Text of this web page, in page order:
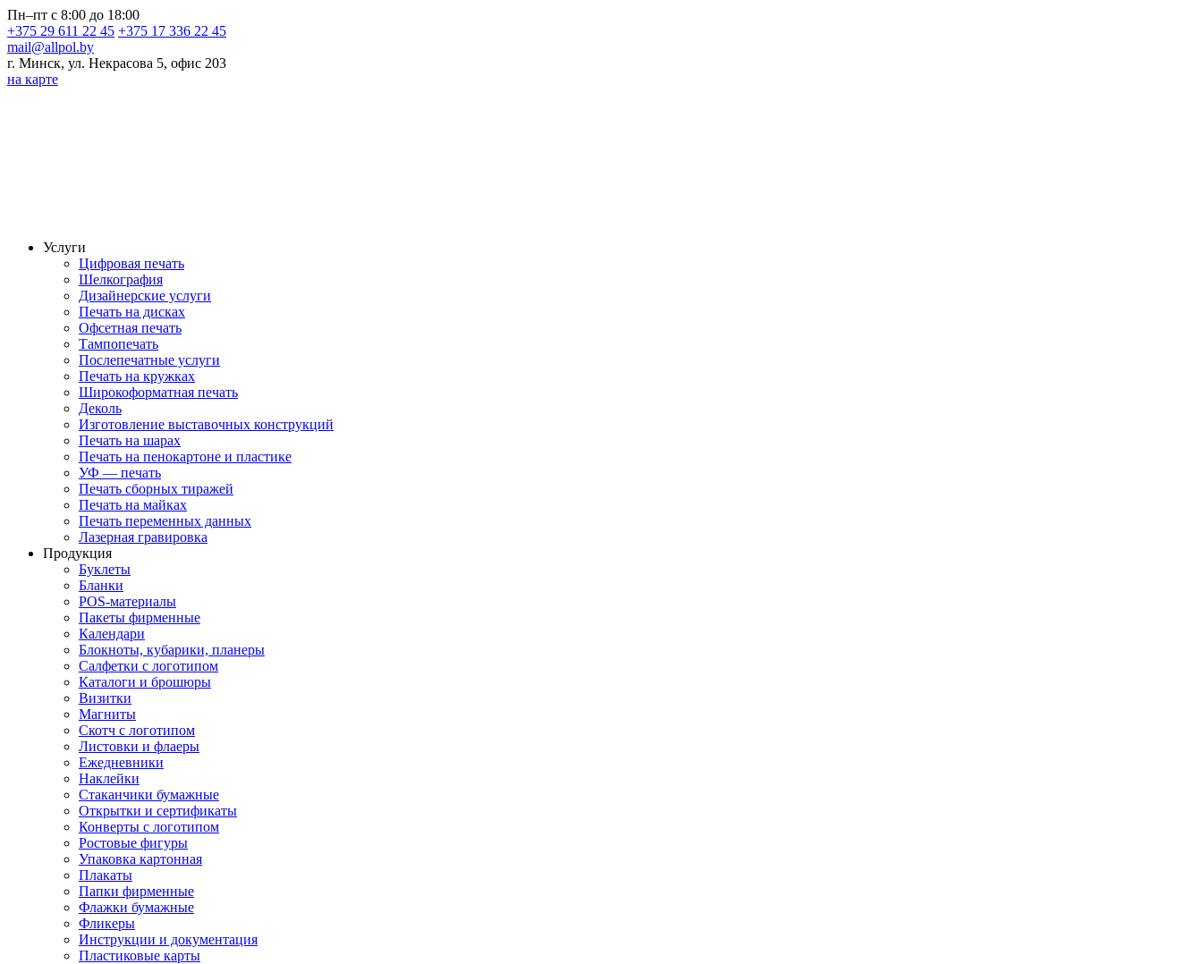
Пн–пт с 8:00 до 18:00
+375 29 611 22 45 +375 17 336 22 45
mail@allpol.by
г. Минск, ул. Некрасова 5, офис 203
на карте
Услуги
Цифровая печать
Шелкография
Дизайнерские услуги
Печать на дисках
Офсетная печать
Тампопечать
Послепечатные услуги
Печать на кружках
Широкоформатная печать
Деколь
Изготовление выставочных конструкций
Печать на шарах
Печать на пенокартоне и пластике
УФ — печать
Печать сборных тиражей
Печать на майках
Печать переменных данных
Лазерная гравировка
Продукция
Буклеты
Бланки
POS-материалы
Пакеты фирменные
Календари
Блокноты, кубарики, планеры
Салфетки с логотипом
Каталоги и брошюры
Визитки
Магниты
Скотч с логотипом
Листовки и флаеры
Ежедневники
Наклейки
Стаканчики бумажные
Открытки и сертификаты
Конверты с логотипом
Ростовые фигуры
Упаковка картонная
Плакаты
Папки фирменные
Флажки бумажные
Фликеры
Инструкции и документация
Пластиковые карты